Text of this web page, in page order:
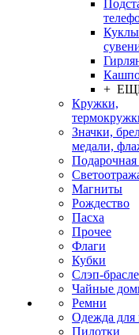
Куклы
+
Кружки,
Значки,
медали,
Подарочная
Магниты
Рождество
Пасха
Прочее
Флаги
Кубки
Слэп-
Чайные
Ремни
Одежда для
Пилотки